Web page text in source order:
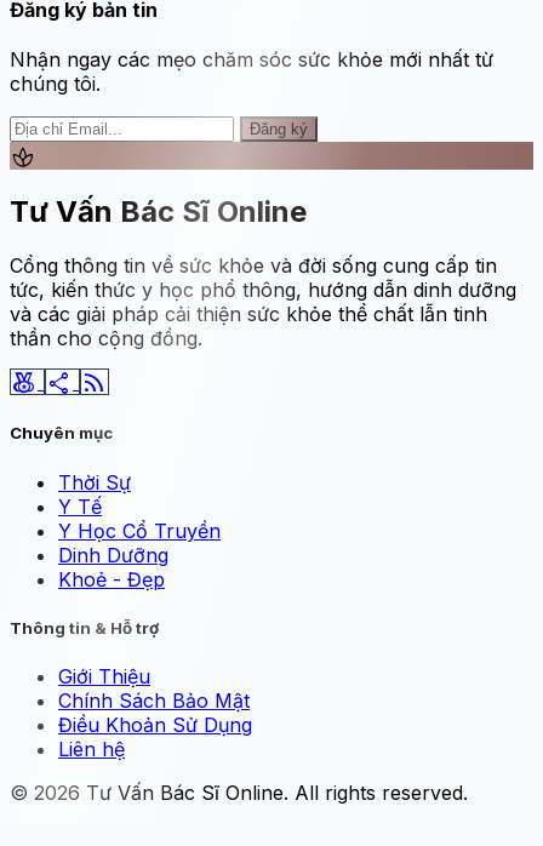
Đăng ký bản tin
Nhận ngay các mẹo chăm sóc sức khỏe mới nhất từ
chúng tôi.
Đăng ký
spa
Tư Vấn Bác Sĩ Online
Cổng thông tin về sức khỏe và đời sống cung cấp tin
tức, kiến thức y học phổ thông, hướng dẫn dinh dưỡng
và các giải pháp cải thiện sức khỏe thể chất lẫn tinh
thần cho cộng đồng.
social_leaderboard share rss_feed
Chuyên mục
Thời Sự
Y Tế
Y Học Cổ Truyền
Dinh Dưỡng
Khoẻ - Đẹp
Thông tin & Hỗ trợ
Giới Thiệu
Chính Sách Bảo Mật
Điều Khoản Sử Dụng
Liên hệ
© 2026 Tư Vấn Bác Sĩ Online. All rights reserved.